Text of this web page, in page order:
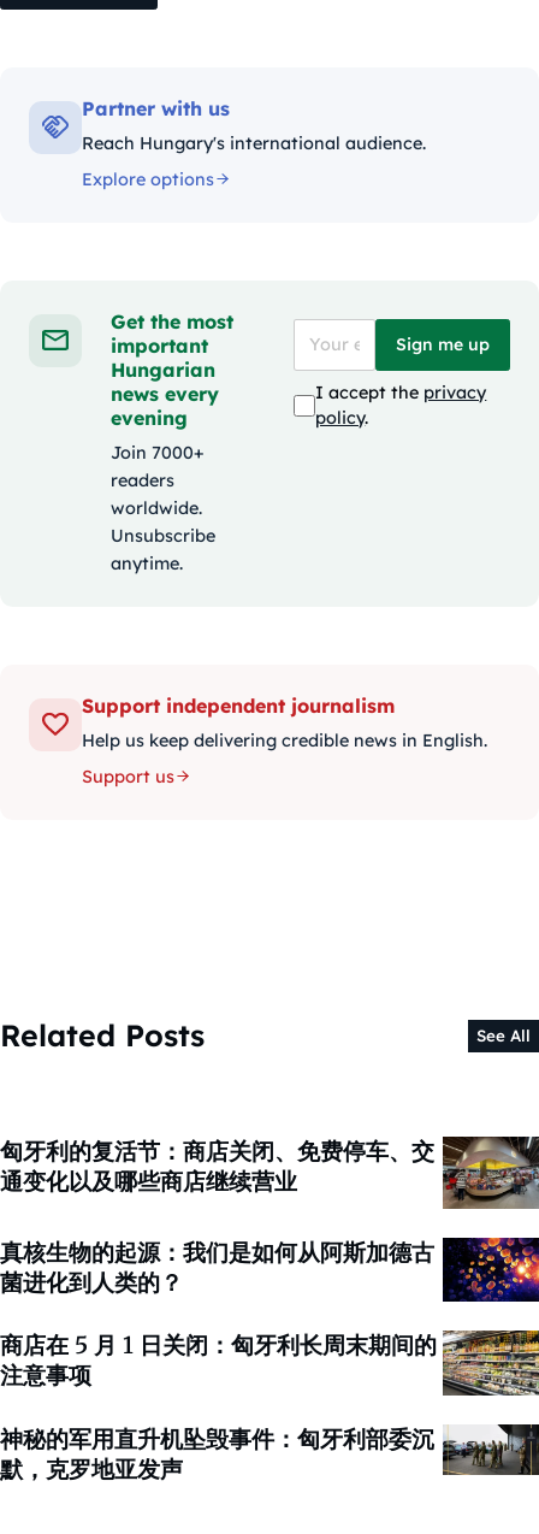
Partner with us
Reach Hungary's international audience.
Explore options
Get the most
important
Hungarian
news every
evening
Join 7000+
readers
worldwide.
Unsubscribe
anytime.
Sign me up
I accept the privacy
policy.
Support independent journalism
Help us keep delivering credible news in English.
Support us
Related Posts See All
匈牙利的复活节：商店关闭、免费停车、交
通变化以及哪些商店继续营业
真核生物的起源：我们是如何从阿斯加德古
菌进化到人类的？
商店在 5 月 1 日关闭：匈牙利长周末期间的
注意事项
神秘的军用直升机坠毁事件：匈牙利部委沉
默，克罗地亚发声